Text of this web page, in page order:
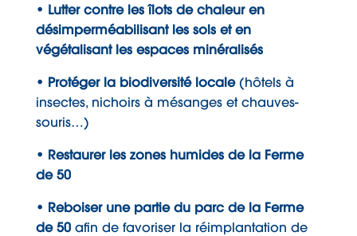
• Lutter contre les îlots de chaleur en
désimperméabilisant les sols et en
végétalisant les espaces minéralisés
• Protéger la biodiversité locale(hôtels à
insectes, nichoirs à mésanges et chauves-
souris…)
• Restaurer les zones humides de la Ferme
de 50
• Reboiser une partie du parc de la Ferme
de 50afin de favoriser la réimplantation de